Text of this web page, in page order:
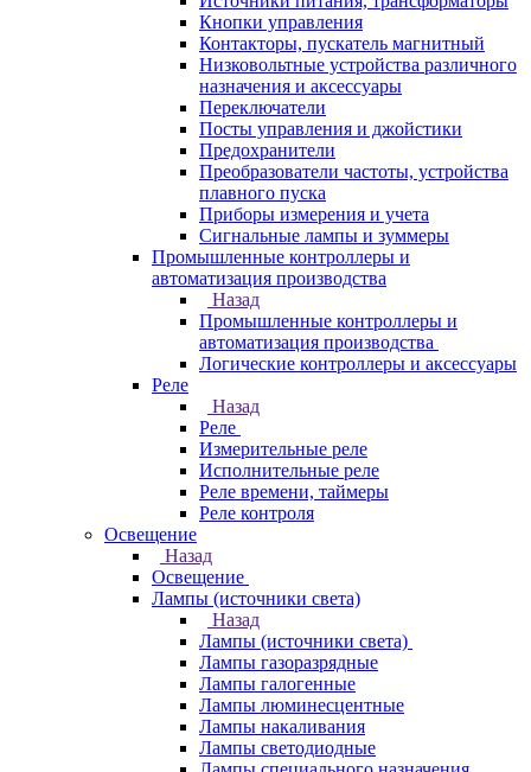
Кнопки управления
Контакторы, пускатель магнитный
Низковольтные устройства различного
назначения и аксессуары
Переключатели
Посты управления и джойстики
Предохранители
Преобразователи частоты, устройства
плавного пуска
Приборы измерения и учета
Сигнальные лампы и зуммеры
Промышленные контроллеры и
автоматизация производства
Назад
Промышленные контроллеры и
автоматизация производства
Логические контроллеры и аксессуары
Реле
Назад
Реле
Измерительные реле
Исполнительные реле
Реле времени, таймеры
Реле контроля
Освещение
Назад
Освещение
Лампы (источники света)
Назад
Лампы (источники света)
Лампы газоразрядные
Лампы галогенные
Лампы люминесцентные
Лампы накаливания
Лампы светодиодные